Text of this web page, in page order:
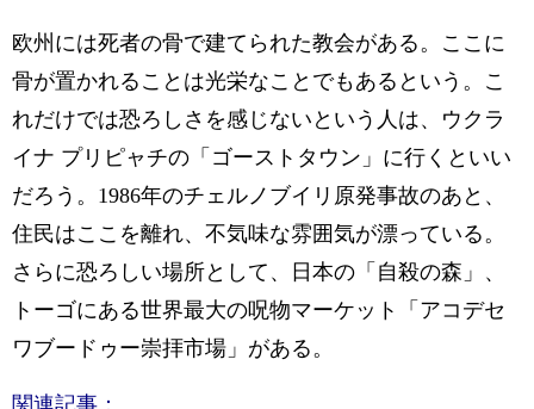
欧州には死者の骨で建てられた教会がある。ここに
骨が置かれることは光栄なことでもあるという。こ
れだけでは恐ろしさを感じないという人は、ウクラ
イナ プリピャチの「ゴーストタウン」に行くといい
だろう。1986年のチェルノブイリ原発事故のあと、
住民はここを離れ、不気味な雰囲気が漂っている。
さらに恐ろしい場所として、日本の「自殺の森」、
トーゴにある世界最大の呪物マーケット「アコデセ
ワブードゥー崇拝市場」がある。